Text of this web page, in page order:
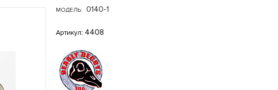
МОДЕЛЬ: 0140-1
Артикул: 4408